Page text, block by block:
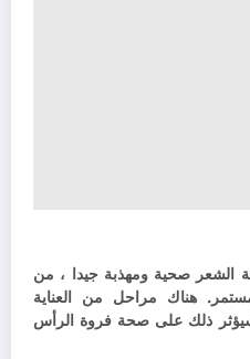
الشعر صحية ومهذبة جيدا ، من
هناك مراحل من العناية
فسيؤثر ذلك على صحة فروة الرأس